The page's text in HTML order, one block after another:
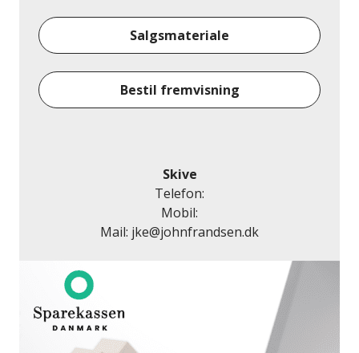
Salgsmateriale
Bestil fremvisning
Skive
Telefon:
Mobil:
Mail: jke@johnfrandsen.dk